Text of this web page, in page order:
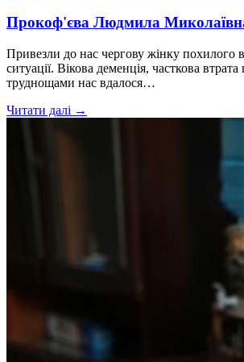
Прокоф'єва Людмила
Привезли до нас чергову жінку похилого
ситуації. Вікова деменція, часткова
труднощами нас вдалося…
Читати далі →